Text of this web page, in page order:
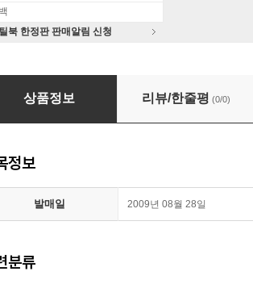
북 한정판 판매알림 신청
: 다르다노스 (Rameau : Dardanus) -
상품정보 리뷰/한줄평 (0/0)
정보
발매일 2009년 08월 28일
분류